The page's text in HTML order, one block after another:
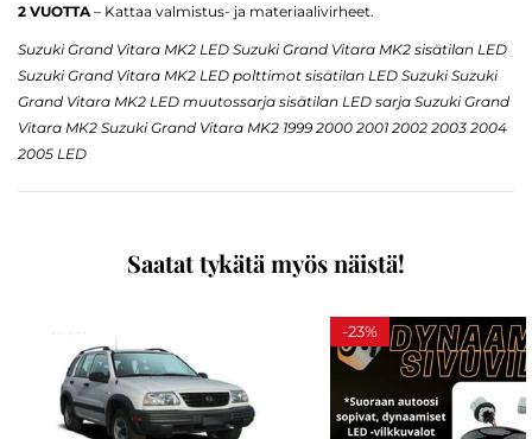
2 VUOTTA – Kattaa valmistus- ja materiaalivirheet.
Suzuki Grand Vitara MK2 LED Suzuki Grand Vitara MK2 sisätilan LED
Suzuki Grand Vitara MK2 LED polttimot sisätilan LED Suzuki Suzuki
Grand Vitara MK2 LED muutossarja sisätilan LED sarja Suzuki Grand
Vitara MK2 Suzuki Grand Vitara MK2 1999 2000 2001 2002 2003 2004
2005 LED
Saatat tykätä myös näistä!
-23%